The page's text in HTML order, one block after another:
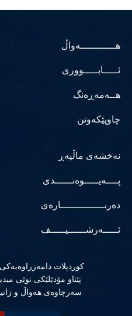
هــــــــــــەواڵ
ئـــــابـــــووری
هــەمەڕەنگ
چاوپێکەوتن
نەخشەی ماڵپەڕ
پــــەیـــــوەنــــــدی
دەربـــــــــــــــارەی
ئـــــەرشــــــیـــــف
كوردپلات
پێناو مۆدێلێكی نوێی
سەرچاوەی هەواڵ و